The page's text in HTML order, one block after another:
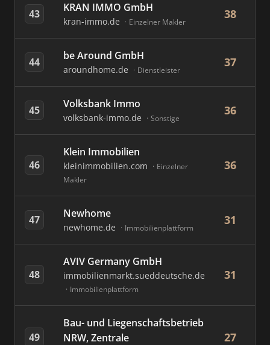
43 KRAN IMMO GmbH
kran-immo.de Einzelner Makler
38
44 be Around GmbH
aroundhome.de Dienstleister
37
45 Volksbank Immo
volksbank-immo.de Sonstige
36
46
Klein Immobilien
kleinimmobilien.com
Einzelner
Makler
36
47 Newhome
newhome.de Immobilienplattform
31
48
AVIV Germany GmbH
immobilienmarkt.sueddeutsche.de
Immobilienplattform
31
49
Bau- und Liegenschaftsbetrieb
NRW, Zentrale
27